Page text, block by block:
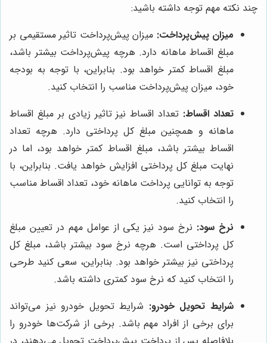
چند نکته مهم توجه داشته باشید:
میزان پیش‌پرداخت: میزان پیش‌پرداخت تاثیر مستقیمی بر
مبلغ اقساط ماهانه دارد. هرچه پیش‌پرداخت بیشتر باشد،
مبلغ اقساط کمتر خواهد بود. بنابراین، با توجه به بودجه
خود، میزان پیش‌پرداخت مناسب را انتخاب کنید.
تعداد اقساط: تعداد اقساط نیز تاثیر زیادی بر مبلغ اقساط
ماهانه و همچنین مبلغ کل پرداختی دارد. هرچه تعداد
اقساط بیشتر باشد، مبلغ اقساط کمتر خواهد بود، اما در
نهایت مبلغ کل پرداختی افزایش خواهد یافت. بنابراین، با
توجه به توانایی پرداخت ماهانه خود، تعداد اقساط مناسب
را انتخاب کنید.
نرخ سود: نرخ سود نیز یکی از عوامل مهم در تعیین مبلغ
کل پرداختی است. هرچه نرخ سود بیشتر باشد، مبلغ کل
پرداختی نیز بیشتر خواهد بود. بنابراین، سعی کنید طرحی
را انتخاب کنید که نرخ سود کمتری داشته باشد.
شرایط تحویل خودرو: شرایط تحویل خودرو نیز می‌تواند
برای برخی از افراد مهم باشد. برخی از شرکت‌ها خودرو را